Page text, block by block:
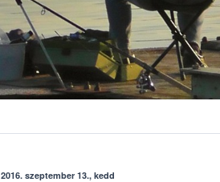
2016. szeptember 13., kedd